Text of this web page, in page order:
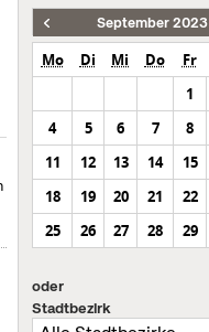
September 2023
Mo Di Mi Do Fr
1
4
5 6 7 8
11
12 13 14 15
18
19 20 21 22
25
26 27 28 29
oder
Stadtbezirk